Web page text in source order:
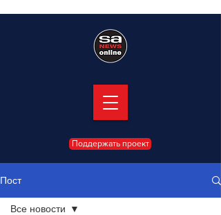
Поддержать проект
Пост
Все новости